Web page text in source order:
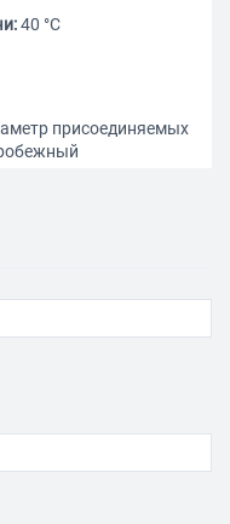
40 °С
присоединяемых
для полива и
на входе